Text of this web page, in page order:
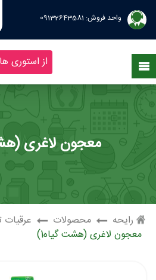
واحد فروش: 09132643581
از استوری
معجون لاغری
رایحه محصولات
عرقیات
معجون لاغری (هشت گیاه1)